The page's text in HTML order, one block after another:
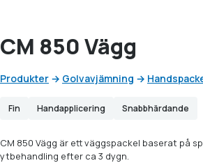
CM 850 Vägg
Produkter → Golvavjämning →
Fin Handapplicering Snabbhärdande
CM 850 Vägg är ett väggspackel baserat på
ytbehandling efter ca 3 dygn.